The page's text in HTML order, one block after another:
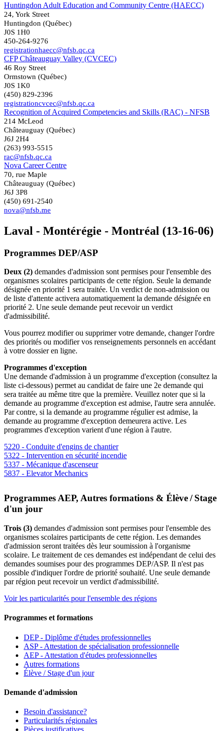
Huntingdon Adult Education and Community Centre (HAECC)
24, York Street
Huntingdon (Québec)
J0S 1H0
450-264-9276
registrationhaecc@nfsb.qc.ca
CFP Châteauguay Valley (CVCEC)
46 Roy Street
Ormstown (Québec)
J0S 1K0
(450) 829-2396
registrationcvcec@nfsb.qc.ca
Recognition of Acquired Competencies and Skills (RAC) - NFSB
214 McLeod
Châteauguay (Québec)
J6J 2H4
(263) 993-5515
rac@nfsb.qc.ca
Nova Career Centre
70, rue Maple
Châteauguay (Québec)
J6J 3P8
(450) 691-2540
nova@nfsb.me
Laval - Montérégie - Montréal (13-16-06)
Programmes DEP/ASP
Deux (2) demandes d'admission sont permises pour l'ensemble des
organismes scolaires participants de cette région. Seule la demande
désignée en priorité 1 sera traitée. Un verdict de non-admission ou
de liste d'attente activera automatiquement la demande désignée en
priorité 2. Une seule demande peut recevoir un verdict
d'admissibilité.
Vous pourrez modifier ou supprimer votre demande, changer l'ordre
des priorités ou modifier vos renseignements personnels en accédant
à votre dossier en ligne.
Programmes d'exception
Une demande d'admission à un programme d'exception (consultez la
liste ci-dessous) permet au candidat de faire une 2e demande qui
sera traitée au même titre que la première. Veuillez noter que si la
demande au programme d'exception est admise, l'autre sera annulée.
Par contre, si la demande au programme régulier est admise, la
demande au programme d'exception demeurera active. Les
programmes d'exception varient d'une région à l'autre.
5220 - Conduite d'engins de chantier
5322 - Intervention en sécurité incendie
5337 - Mécanique d'ascenseur
5837 - Elevator Mechanics
Programmes AEP, Autres formations & Élève / Stage
d'un jour
Trois (3) demandes d'admission sont permises pour l'ensemble des
organismes scolaires participants de cette région. Les demandes
d'admission seront traitées dès leur soumission à l'organisme
scolaire. Le traitement de ces demandes est indépendant de celui des
demandes soumises pour des programmes DEP/ASP. Il n'est pas
possible d'indiquer l'ordre de priorité souhaité. Une seule demande
par région peut recevoir un verdict d'admissibilité.
Voir les particularités pour l'ensemble des régions
Programmes et formations
DEP - Diplôme d'études professionnelles
ASP - Attestation de spécialisation professionnelle
AEP - Attestation d'études professionnelles
Autres formations
Élève / Stage d'un jour
Demande d'admission
Besoin d'assistance?
Particularités régionales
Pièces justificatives